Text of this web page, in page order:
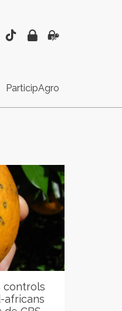
ParticipAgro
controls
africans